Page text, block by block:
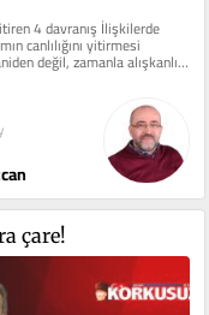
4 davranış İlişkilerde
canlılığını yitirmesi
değil, zamanla alışkanlık
çare!